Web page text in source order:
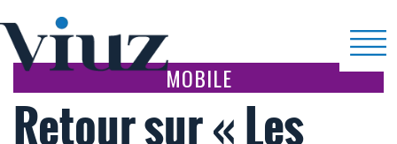
MOBILE
Retour sur « Les